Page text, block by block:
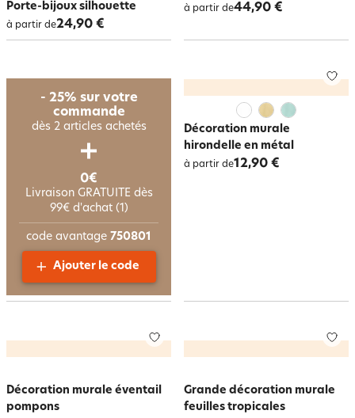
Porte-bijoux silhouette
à partir de24,90 €
à partir de44,90 €
Décoration murale
hirondelle en métal
à partir de12,90 €
Décoration murale éventail
pompons
Grande décoration murale
feuilles tropicales
- 25% sur votre
commande
dès 2 articles achetés
0€
Livraison GRATUITE dès
99€ d'achat (1)
code avantage 750801
Ajouter le code